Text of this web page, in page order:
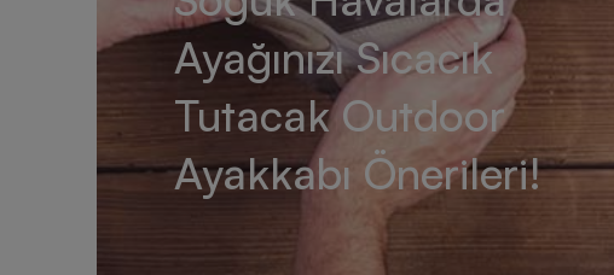
Ayağınızı Sıcacık
Tutacak Outdoor
Ayakkabı Önerileri!